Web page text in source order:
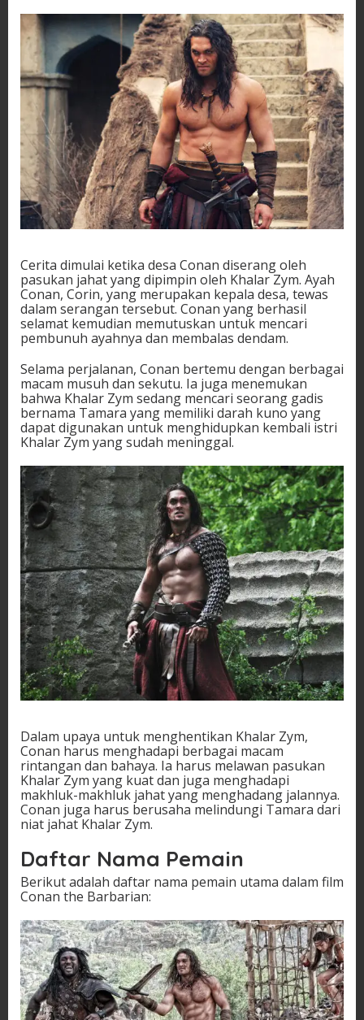
Cerita dimulai ketika desa Conan diserang oleh
pasukan jahat yang dipimpin oleh Khalar Zym. Ayah
Conan, Corin, yang merupakan kepala desa, tewas
dalam serangan tersebut. Conan yang berhasil
selamat kemudian memutuskan untuk mencari
pembunuh ayahnya dan membalas dendam.
Selama perjalanan, Conan bertemu dengan berbagai
macam musuh dan sekutu. Ia juga menemukan
bahwa Khalar Zym sedang mencari seorang gadis
bernama Tamara yang memiliki darah kuno yang
dapat digunakan untuk menghidupkan kembali istri
Khalar Zym yang sudah meninggal.
Dalam upaya untuk menghentikan Khalar Zym,
Conan harus menghadapi berbagai macam
rintangan dan bahaya. Ia harus melawan pasukan
Khalar Zym yang kuat dan juga menghadapi
makhluk-makhluk jahat yang menghadang jalannya.
Conan juga harus berusaha melindungi Tamara dari
niat jahat Khalar Zym.
Daftar Nama Pemain
Berikut adalah daftar nama pemain utama dalam film
Conan the Barbarian: